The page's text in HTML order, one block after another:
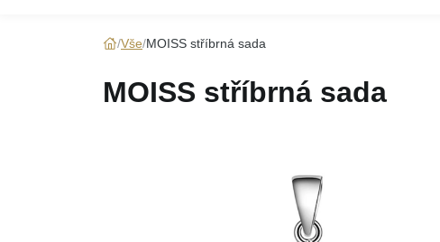
Vše MOISS stříbrná sada
MOISS stříbrná sada